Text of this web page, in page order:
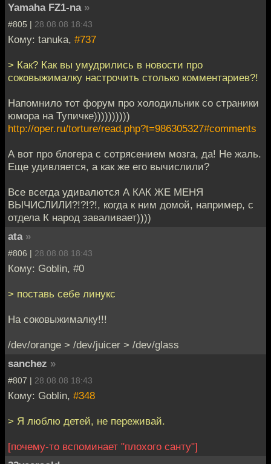
Yamaha FZ1-na »
#805 | 28.08.08 18:43
Кому: tanuka, #737
> Как? Как вы умудрились в новости про
соковыжималку настрочить столько комментариев?!
Напомнило тот форум про холодильник со страники
юмора на Тупичке))))))))))
http://oper.ru/torture/read.php?t=986305327#comments
А вот про блогера с сотрясением мозга, да! Не жаль.
Еще удивляется, а как же его вычислили?
Все всегда удивалются А КАК ЖЕ МЕНЯ
ВЫЧИСЛИЛИ?!?!?!, когда к ним домой, например, с
отдела К народ заваливает))))
ata »
#806 | 28.08.08 18:43
Кому: Goblin, #0
> поставь себе линукс
На соковыжималку!!!
/dev/orange > /dev/juicer > /dev/glass
sanchez »
#807 | 28.08.08 18:43
Кому: Goblin, #348
> Я люблю детей, не переживай.
[почему-то вспоминает "плохого санту"]